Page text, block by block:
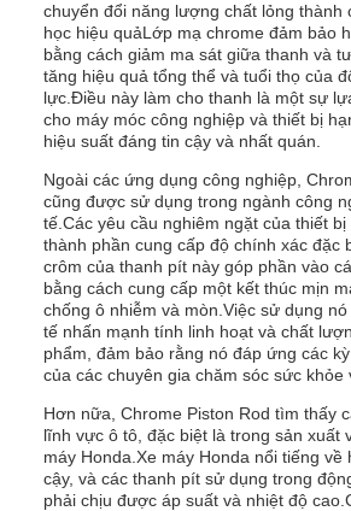
chuyển đổi năng lượng chất lỏng thành
học hiệu quảLớp mạ chrome đảm bảo
bằng cách giảm ma sát giữa thanh và
tăng hiệu quả tổng thể và tuổi thọ của
lực.Điều này làm cho thanh là một sự
cho máy móc công nghiệp và thiết bị
hiệu suất đáng tin cậy và nhất quán.
Ngoài các ứng dụng công nghiệp,
cũng được sử dụng trong ngành công
tế.Các yêu cầu nghiêm ngặt của thiết
thành phần cung cấp độ chính xác đặc
crôm của thanh pít này góp phần vào
bằng cách cung cấp một kết thúc mịn
chống ô nhiễm và mòn.Việc sử dụng
tế nhấn mạnh tính linh hoạt và chất
phẩm, đảm bảo rằng nó đáp ứng các
của các chuyên gia chăm sóc sức khỏe
Hơn nữa, Chrome Piston Rod tìm thấy
lĩnh vực ô tô, đặc biệt là trong sản xuất
máy Honda.Xe máy Honda nổi tiếng về
cậy, và các thanh pít sử dụng trong
phải chịu được áp suất và nhiệt độ